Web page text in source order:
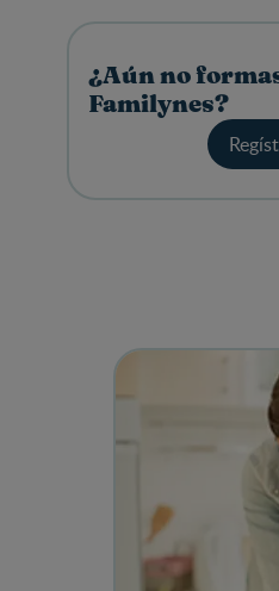
¿Aún no
Familynes?
View details